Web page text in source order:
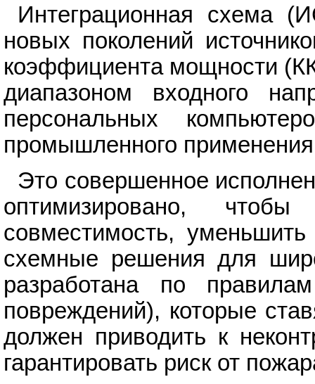
Интеграционная схема
новых поколений
коэффициента мощности
диапазоном входного
персональных
промышленного
Это совершенное
оптимизировано, чтобы
совместимость,
схемные решения для
разработана по
повреждений), которые
должен приводить к
гарантировать риск от